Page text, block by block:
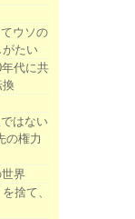
ウソの
がたい
代に共
はない
の権力
界
捨て、